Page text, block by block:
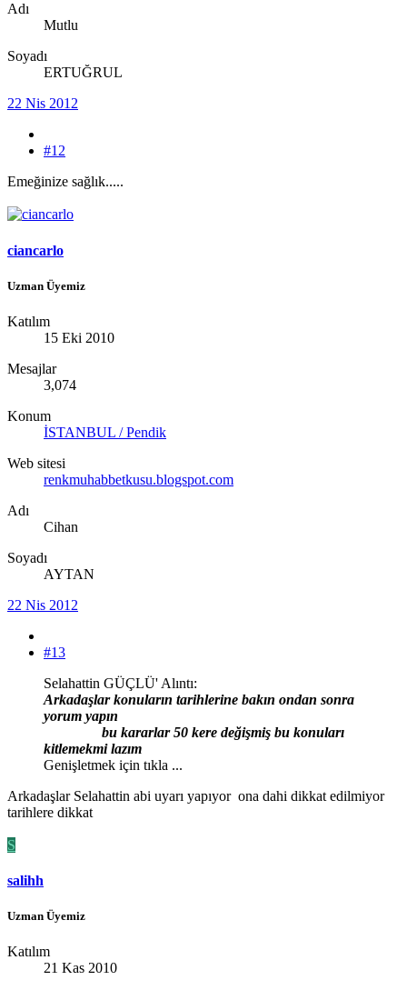
Adı
Mutlu
Soyadı
ERTUĞRUL
22 Nis 2012
#12
Emeğinize sağlık.....
ciancarlo
Uzman Üyemiz
Katılım
15 Eki 2010
Mesajlar
3,074
Konum
İSTANBUL / Pendik
Web sitesi
renkmuhabbetkusu.blogspot.com
Adı
Cihan
Soyadı
AYTAN
22 Nis 2012
#13
Selahattin GÜÇLÜ' Alıntı:
Arkadaşlar konuların tarihlerine bakın ondan sonra
yorum yapın
bu kararlar 50 kere değişmiş bu konuları
kitlemekmi lazım
Genişletmek için tıkla ...
Arkadaşlar Selahattin abi uyarı yapıyor ona dahi dikkat edilmiyor
tarihlere dikkat
S
salihh
Uzman Üyemiz
Katılım
21 Kas 2010